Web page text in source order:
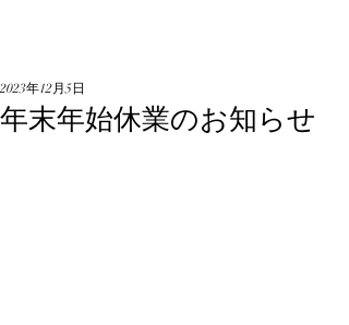
年末年始休業のお知らせ
2023年12月5日